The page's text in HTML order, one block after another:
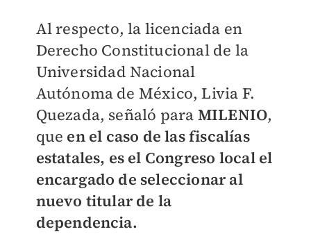
Al respecto, la licenciada en
Derecho Constitucional de la
Universidad Nacional
Autónoma de México, Livia F.
Quezada, señaló para MILENIO,
que en el caso de las fiscalías
estatales, es el Congreso local el
encargado de seleccionar al
nuevo titular de la
dependencia.